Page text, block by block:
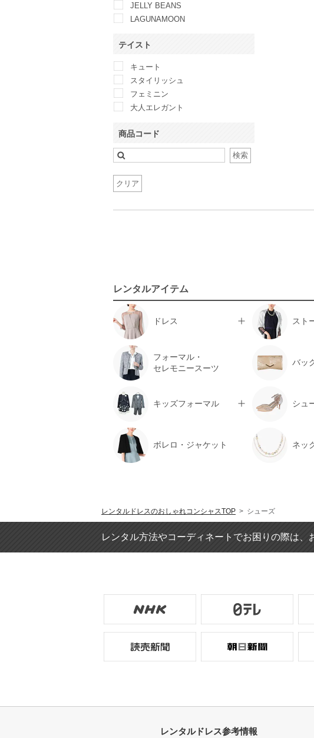
JELLY BEANS
LAGUNAMOON
Luceat
niana
Style JELLY BEANS
trattoria
テイスト
キュート
スタイリッシュ
フェミニン
大人エレガント
商品コード
検索
クリア
レンタルアイテム
ドレス スト
フォーマル・
セレモニースーツ
バッ
キッズフォーマル シュ
ボレロ・ジャケット ネッ
レンタルドレスのおしゃれコンシャスTOP > シューズ
レンタル方法やコーディネートでお困りの際は、
レンタルドレス参考情報